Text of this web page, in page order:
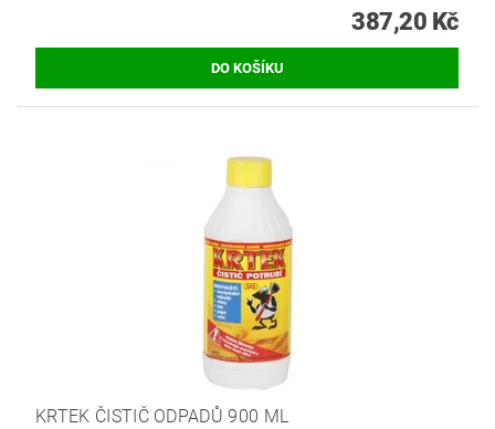
387,20 Kč
KRTEK ČISTIČ ODPADŮ 900 ML